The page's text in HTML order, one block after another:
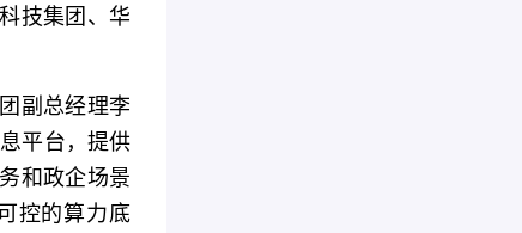
技集团、华
副总经理李
平台，提供
和政企场景
控的算力底